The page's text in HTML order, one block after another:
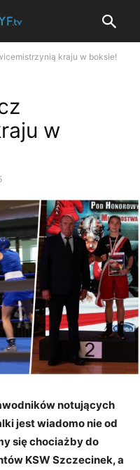
kraju w boksie!
w
notujących
jest wiadomo nie od
się chociażby do
KSW Szczecinek, a